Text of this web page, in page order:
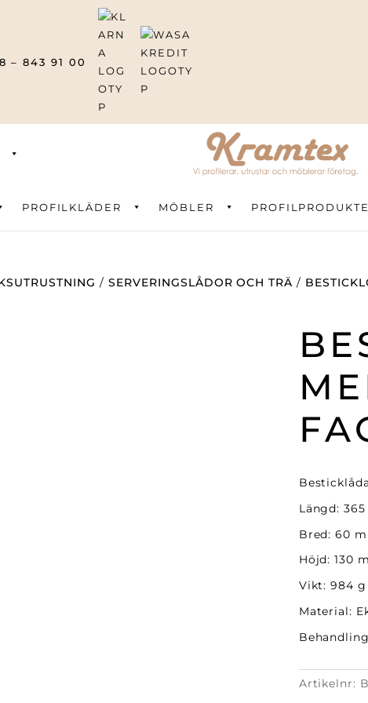
– 843 91 00
PROFILKLÄDER MÖBLER
Produktsökning
/ SERVERINGSLÅDOR OCH TRÄ /
Längd:
Bred: 60
Höjd: 130
Vikt: 984 g
Material:
Artikelnr: